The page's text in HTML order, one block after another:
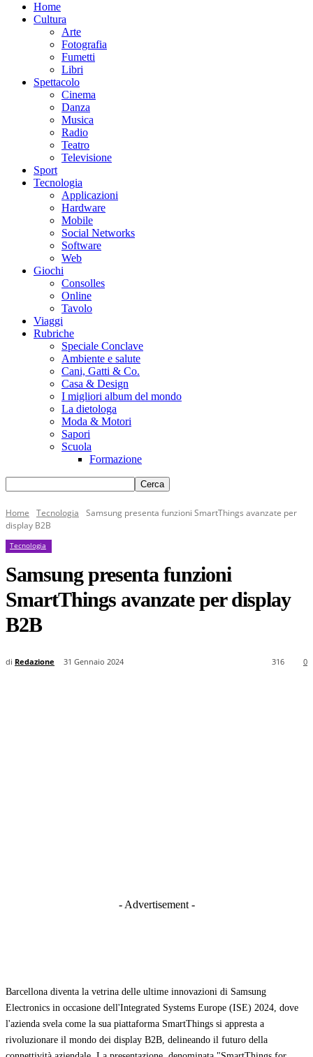
Home
Cultura
Arte
Fotografia
Fumetti
Libri
Spettacolo
Cinema
Danza
Musica
Radio
Teatro
Televisione
Sport
Tecnologia
Applicazioni
Hardware
Mobile
Social Networks
Software
Web
Giochi
Consolles
Online
Tavolo
Viaggi
Rubriche
Speciale Conclave
Ambiente e salute
Cani, Gatti & Co.
Casa & Design
I migliori album del mondo
La dietologa
Moda & Motori
Sapori
Scuola
Formazione
Home Tecnologia
Samsung presenta funzioni SmartThings avanzate per
display B2B
Tecnologia
Samsung presenta funzioni
SmartThings avanzate per display
B2B
di Redazione 31 Gennaio 2024 0
316
- Advertisement -
Barcellona diventa la vetrina delle ultime innovazioni di Samsung
Electronics in occasione dell'Integrated Systems Europe (ISE) 2024, dove
l'azienda svela come la sua piattaforma SmartThings si appresta a
rivoluzionare il mondo dei display B2B, delineando il futuro della